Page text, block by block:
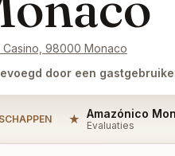
Casino, 98000 Monaco
door een
★ Evaluaties